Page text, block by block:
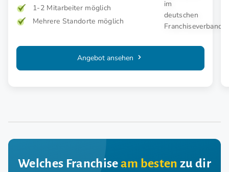
1-2 Mitarbeiter möglich
Mehrere Standorte möglich
Angebot ansehen
Welches Franchiseam besten zu dir